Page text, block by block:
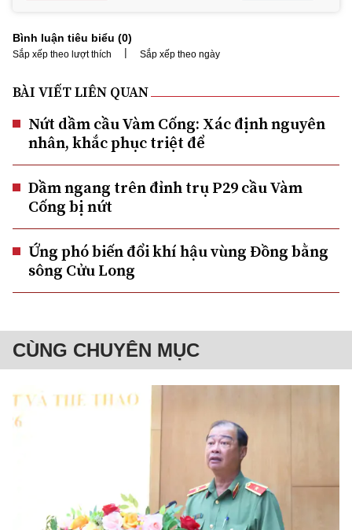
Bình luận tiêu biểu (0)
Sắp xếp theo lượt thích | Sắp xếp theo ngày
BÀI VIẾT LIÊN QUAN
Nứt dầm cầu Vàm Cống: Xác định nguyên
nhân, khắc phục triệt để
Dầm ngang trên đỉnh trụ P29 cầu Vàm
Cống bị nứt
Ứng phó biến đổi khí hậu vùng Đồng bằng
sông Cửu Long
CÙNG CHUYÊN MỤC